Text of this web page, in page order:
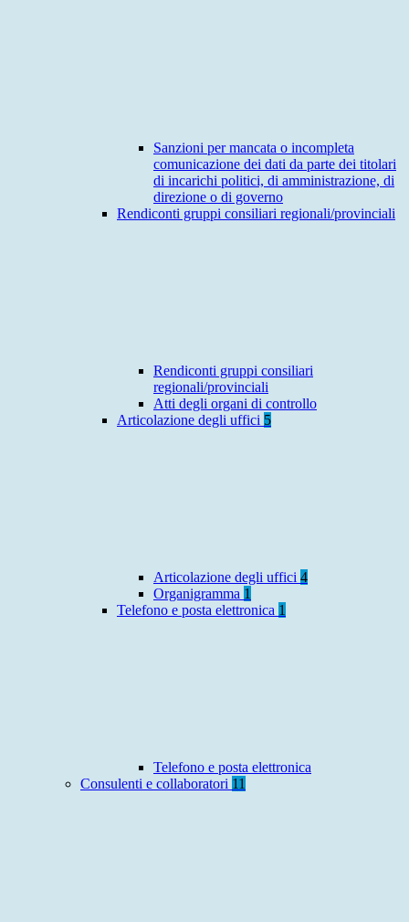
Sanzioni per mancata o incompleta
comunicazione dei dati da parte dei titolari
di incarichi politici, di amministrazione, di
direzione o di governo
Rendiconti gruppi consiliari regionali/provinciali
Rendiconti gruppi consiliari
regionali/provinciali
Atti degli organi di controllo
Articolazione degli uffici 5
Articolazione degli uffici 4
Organigramma 1
Telefono e posta elettronica 1
Telefono e posta elettronica
Consulenti e collaboratori 11